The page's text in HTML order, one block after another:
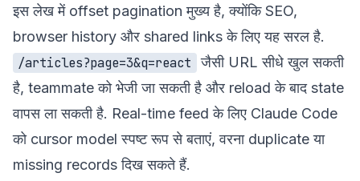
इस लेख में offset pagination मुख्य है, क्योंकि SEO,
browser history और shared links के लिए यह सरल है.
/articles?page=3&q=react जैसी URL सीधे खुल सकती
है, teammate को भेजी जा सकती है और reload के बाद state
वापस ला सकती है. Real-time feed के लिए Claude Code
को cursor model स्पष्ट रूप से बताएं, वरना duplicate या
missing records दिख सकते हैं.